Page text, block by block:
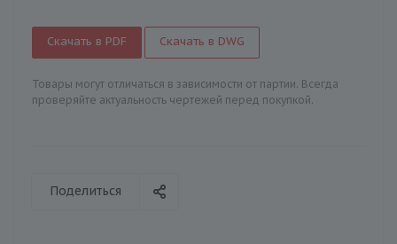
Скачать в PDF Скачать в DWG
Товары могут отличаться в зависимости от партии. Всегда
проверяйте актуальность чертежей перед покупкой.
Поделиться